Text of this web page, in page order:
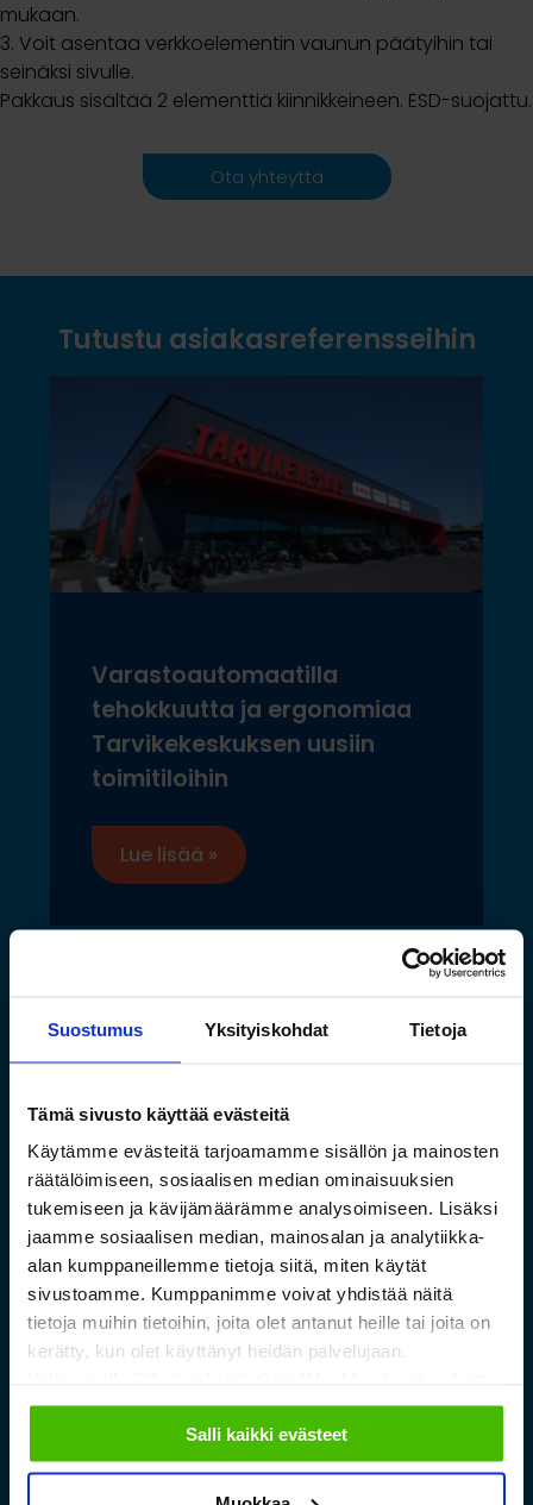
Suostumus Yksityiskohdat Tietoja
Tämä sivusto käyttää evästeitä
Käytämme evästeitä tarjoamamme sisällön ja mainosten
räätälöimiseen, sosiaalisen median ominaisuuksien
tukemiseen ja kävijämäärämme analysoimiseen. Lisäksi
jaamme sosiaalisen median, mainosalan ja analytiikka-
alan kumppaneillemme tietoja siitä, miten käytät
sivustoamme. Kumppanimme voivat yhdistää näitä
tietoja muihin tietoihin, joita olet antanut heille tai joita on
kerätty, kun olet käyttänyt heidän palvelujaan.
sallimiisi evästeisiin.
Salli kaikki evästeet
mukaan.
3. Voit asentaa verkkoelementin vaunun päätyihin tai
seinäksi sivulle.
Pakkaus sisältää 2 elementtiä kiinnikkeineen. ESD-suojattu.
Ota yhteyttä
Tutustu asiakasreferensseihin
Varastoautomaatilla
tehokkuutta ja ergonomiaa
Tarvikekeskuksen uusiin
toimitiloihin
Lue lisää »
Toimivat säilytysratkaisut
pitkälle tavaralle Hartman
Raudan toiminnan
laajentuessa
Lue lisää »